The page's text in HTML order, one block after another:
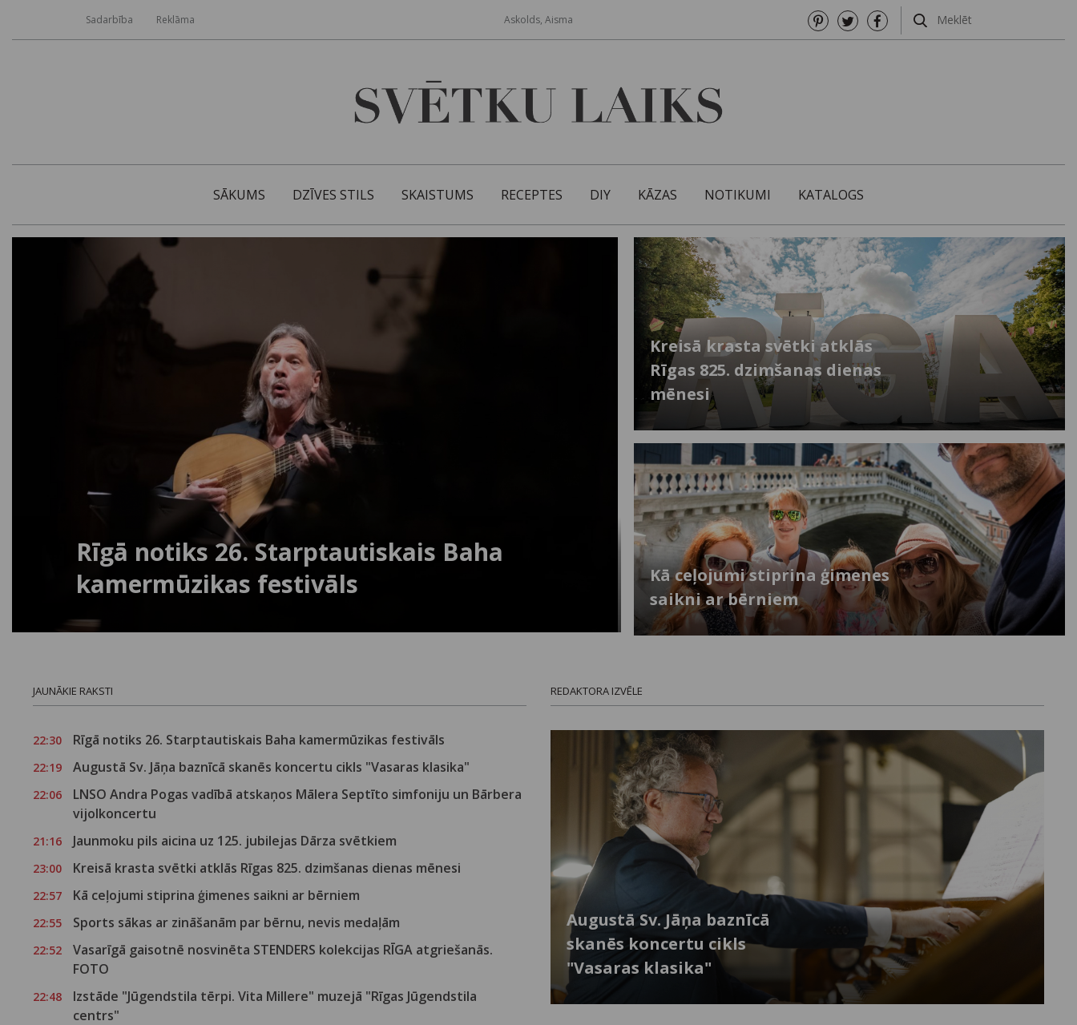
Sadarbība Reklāma Askolds, Aisma
SĀKUMS DZĪVES STILS SKAISTUMS RECEPTES DIY KĀZAS NOTIKUMI KATALOGS
Rīgā notiks 26. Starptautiskais Baha
kamermūzikas festivāls
Kreisā krasta svētki atklās
Rīgas 825. dzimšanas dienas
mēnesi
Kā ceļojumi stiprina ģimenes
saikni ar bērniem
JAUNĀKIE RAKSTI
22:30 Rīgā notiks 26. Starptautiskais Baha kamermūzikas festivāls
22:19 Augustā Sv. Jāņa baznīcā skanēs koncertu cikls "Vasaras klasika"
22:06
LNSO Andra Pogas vadībā atskaņos Mālera Septīto simfoniju un Bārbera
vijolkoncertu
21:16 Jaunmoku pils aicina uz 125. jubilejas Dārza svētkiem
23:00 Kreisā krasta svētki atklās Rīgas 825. dzimšanas dienas mēnesi
22:57 Kā ceļojumi stiprina ģimenes saikni ar bērniem
22:55 Sports sākas ar zināšanām par bērnu, nevis medaļām
22:52
Vasarīgā gaisotnē nosvinēta STENDERS kolekcijas RĪGA atgriešanās.
FOTO
22:48
Izstāde "Jūgendstila tērpi. Vita Millere" muzejā "Rīgas Jūgendstila
centrs"
REDAKTORA IZVĒLE
Augustā Sv. Jāņa baznīcā
skanēs koncertu cikls
"Vasaras klasika"